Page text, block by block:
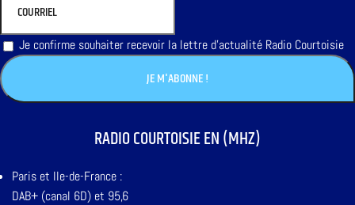
Je confirme souhaiter recevoir la lettre d'actualité Radio Courtoisie
RADIO COURTOISIE EN (MHZ)
Paris et Ile-de-France :
DAB+ (canal 6D) et 95,6